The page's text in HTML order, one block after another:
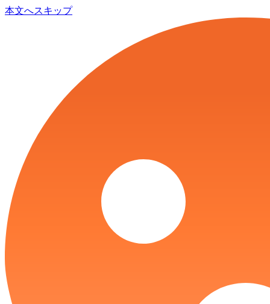
本文へスキップ